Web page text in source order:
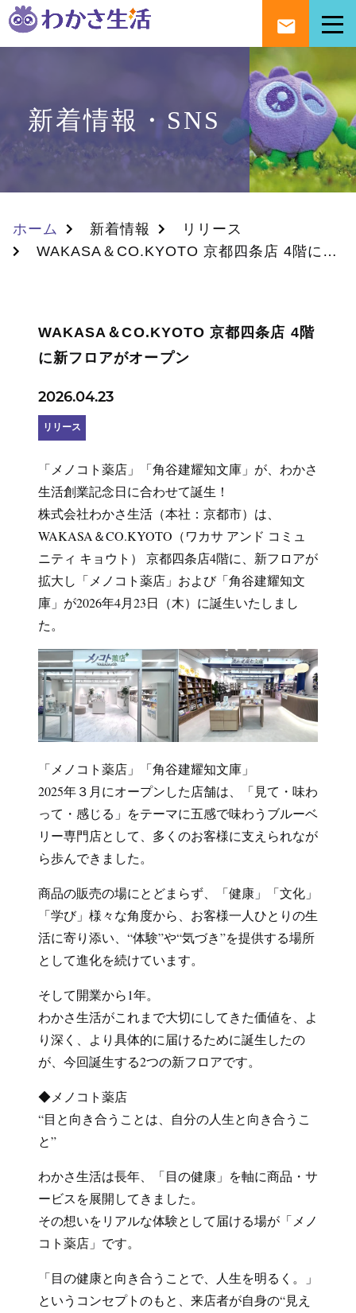
新着情報・SNS
ホーム 新着情報
リリース
WAKASA＆CO.KYOTO 京都四条店 4階に新フロアがオープン
WAKASA＆CO.KYOTO 京都四条店 4階
に新フロアがオープン
2026.04.23
リリース
「メノコト薬店」「角谷建耀知文庫」が、わかさ
生活創業記念日に合わせて誕生！
株式会社わかさ生活（本社：京都市）は、
WAKASA＆CO.KYOTO（ワカサ アンド コミュ
ニティ キョウト） 京都四条店4階に、新フロアが
拡大し「メノコト薬店」および「角谷建耀知文
庫」が2026年4月23日（木）に誕生いたしまし
た。
「メノコト薬店」「角谷建耀知文庫」
2025年３月にオープンした店舗は、「見て・味わ
って・感じる」をテーマに五感で味わうブルーベ
リー専門店として、多くのお客様に支えられなが
ら歩んできました。
商品の販売の場にとどまらず、「健康」「文化」
「学び」様々な角度から、お客様一人ひとりの生
活に寄り添い、“体験”や“気づき”を提供する場所
として進化を続けています。
そして開業から1年。
わかさ生活がこれまで大切にしてきた価値を、よ
り深く、より具体的に届けるために誕生したの
が、今回誕生する2つの新フロアです。
◆メノコト薬店
“目と向き合うことは、自分の人生と向き合うこ
と”
わかさ生活は長年、「目の健康」を軸に商品・サ
ービスを展開してきました。
その想いをリアルな体験として届ける場が「メノ
コト薬店」です。
「目の健康と向き合うことで、人生を明るく。」
というコンセプトのもと、来店者が自身の“見え